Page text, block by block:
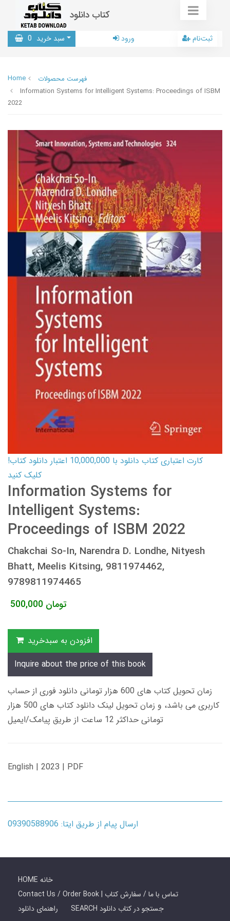
کتاب دانلود
سبد خرید 0 ورود ثبت‌نام
Home
فهرست محصولات
Information Systems for Intelligent Systems: Proceedings of ISBM
2022
کارت اعتباری کتاب دانلود با 10,000,000 اعتبار دانلود کتاب!
کلیک کنید
Information Systems for
Intelligent Systems:
Proceedings of ISBM 2022
Chakchai So-In, Narendra D. Londhe, Nityesh
Bhatt, Meelis Kitsing, 9811974462,
9789811974465
500,000 تومان
افزودن به سبدخرید
Inquire about the price of this book
زمان تحویل کتاب های 600 هزار تومانی دانلود فوری از حساب
کاربری می باشد، و زمان تحویل لینک دانلود کتاب های 500 هزار
تومانی حداکثر 12 ساعت از طریق پیامک/ایمیل
English | 2023 | PDF
ارسال پیام از طریق ایتا: 09390588906
HOME خانه
Contact Us / Order Book | تماس با ما / سفارش کتاب
راهنمای دانلود
SEARCH جستجو در کتاب دانلود